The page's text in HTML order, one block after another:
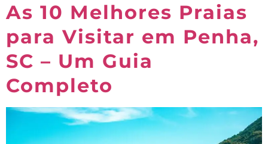
As 10 Melhores Praias
para Visitar em Penha,
SC – Um Guia
Completo